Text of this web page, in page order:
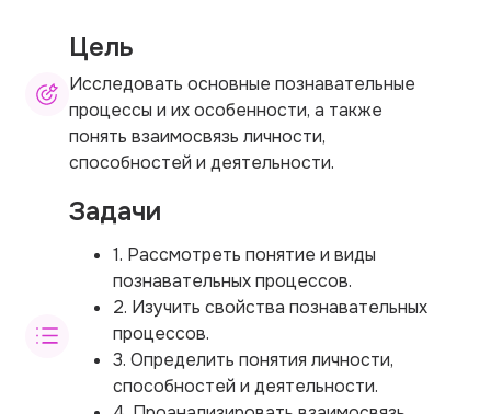
Цель
Исследовать основные познавательные
процессы и их особенности, а также
понять взаимосвязь личности,
способностей и деятельности.
Задачи
1. Рассмотреть понятие и виды
познавательных процессов.
2. Изучить свойства познавательных
процессов.
3. Определить понятия личности,
способностей и деятельности.